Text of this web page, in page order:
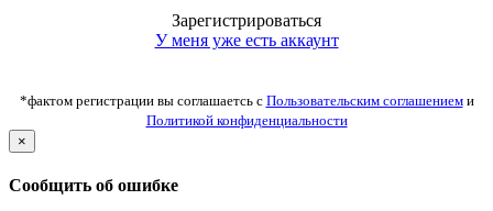
Зарегистрироваться
У меня уже есть аккаунт
*фактом регистрации вы соглашаетсь с Пользовательским соглашениеми
Политикой конфиденциальности
×
Сообщить об ошибке